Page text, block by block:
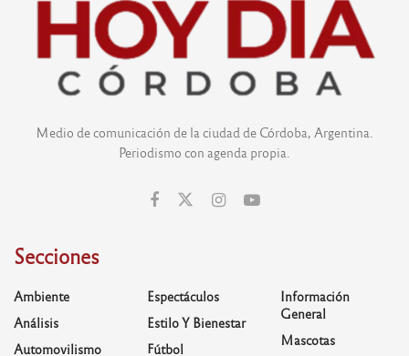
Medio de comunicación de la ciudad de Córdoba, Argentina.
Periodismo con agenda propia.
Secciones
Ambiente
Análisis
Automovilismo
Espectáculos
Estilo Y Bienestar
Fútbol
Información
General
Mascotas